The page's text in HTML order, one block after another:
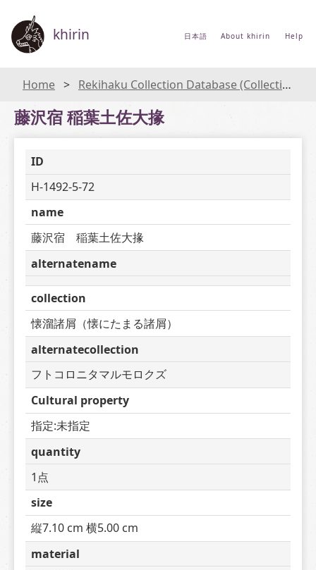
khirin 日本語 About khirin Help
Home Rekihaku Collection Database (Collections Database of the National Museum of Japanese History)
藤沢宿 稲葉土佐大掾
ID
H-1492-5-72
name
藤沢宿　稲葉土佐大掾
alternatename
collection
懐溜諸屑（懐にたまる諸屑）
alternatecollection
フトコロニタマルモロクズ
Cultural property
指定:未指定
quantity
1点
size
縦7.10 cm 横5.00 cm
material